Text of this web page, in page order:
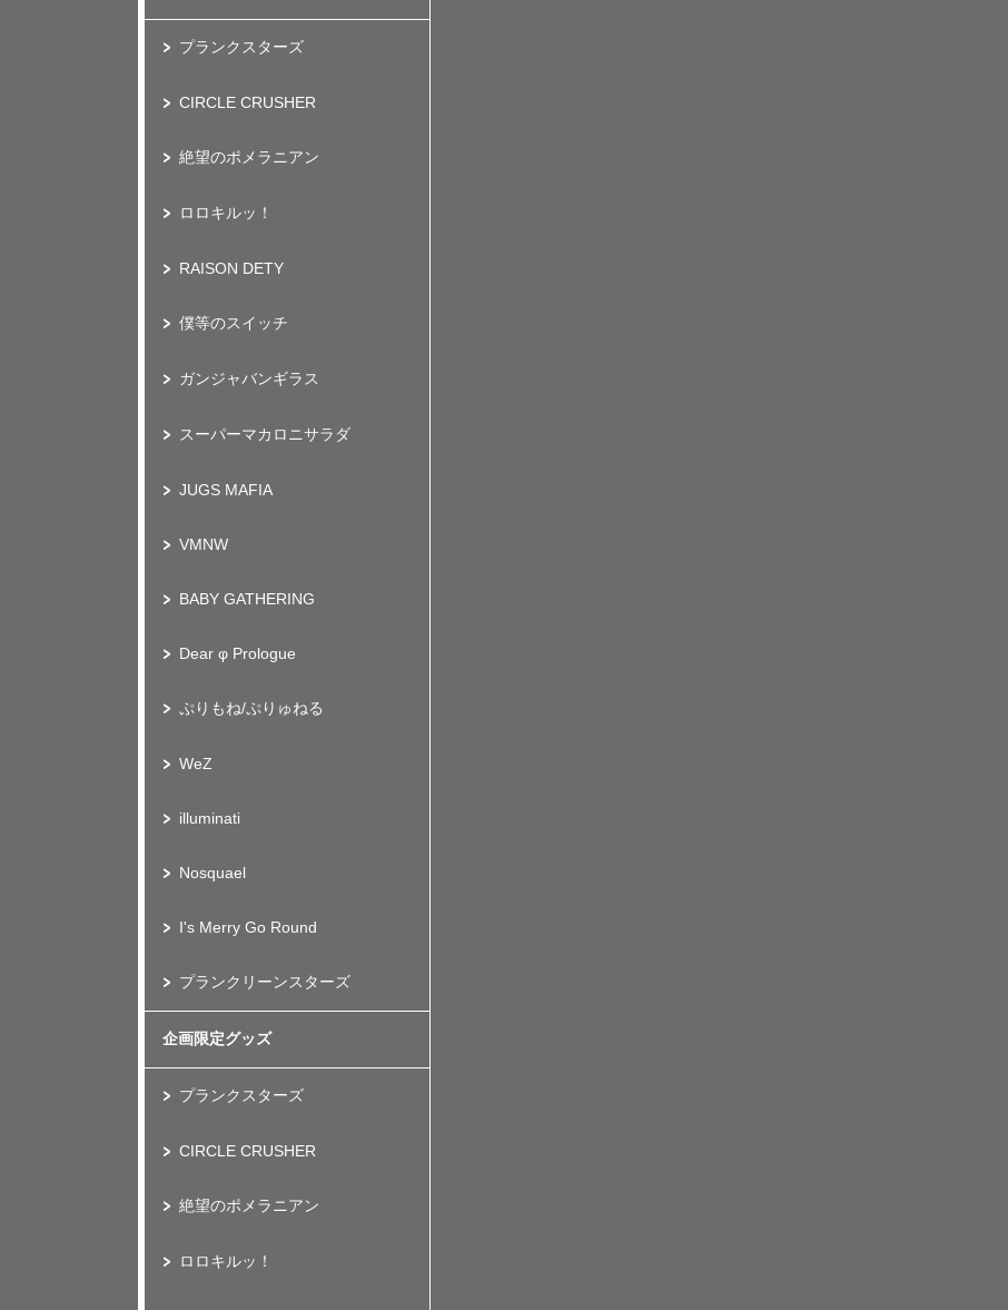
プランクスターズ
CIRCLE CRUSHER
絶望のポメラニアン
ロロキルッ！
RAISON DETY
僕等のスイッチ
ガンジャバンギラス
スーパーマカロニサラダ
JUGS MAFIA
VMNW
BABY GATHERING
Dear φ Prologue
ぷりもね/ぷりゅねる
WeZ
illuminati
Nosquael
I's Merry Go Round
プランクリーンスターズ
企画限定グッズ
プランクスターズ
CIRCLE CRUSHER
絶望のポメラニアン
ロロキルッ！